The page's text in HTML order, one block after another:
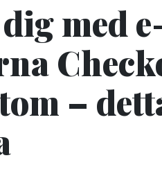
med
–